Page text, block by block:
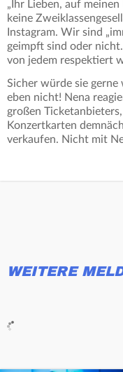
„Ihr Lieben, auf
keine
Instagram. Wir sind
geimpft sind oder
von jedem respektiert
Sicher würde sie gerne
eben nicht! Nena
großen
Konzertkarten
verkaufen. Nicht mit
WEITERE